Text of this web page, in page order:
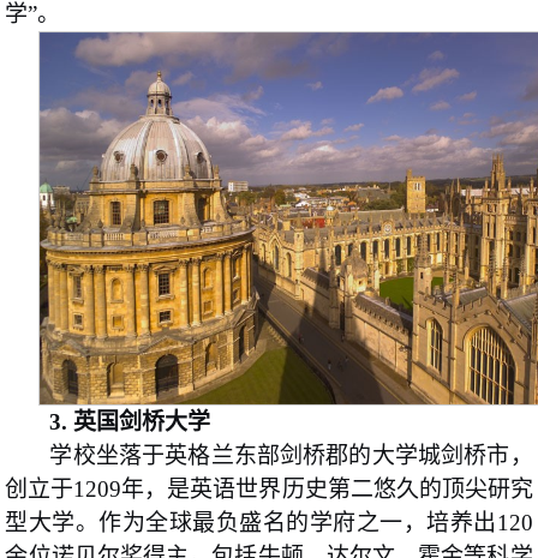
学”。
3. 英国剑桥大学
学校坐落于英格兰东部剑桥郡的大学城剑桥市，
创立于1209年，是英语世界历史第二悠久的顶尖研究
型大学。作为全球最负盛名的学府之一，培养出120